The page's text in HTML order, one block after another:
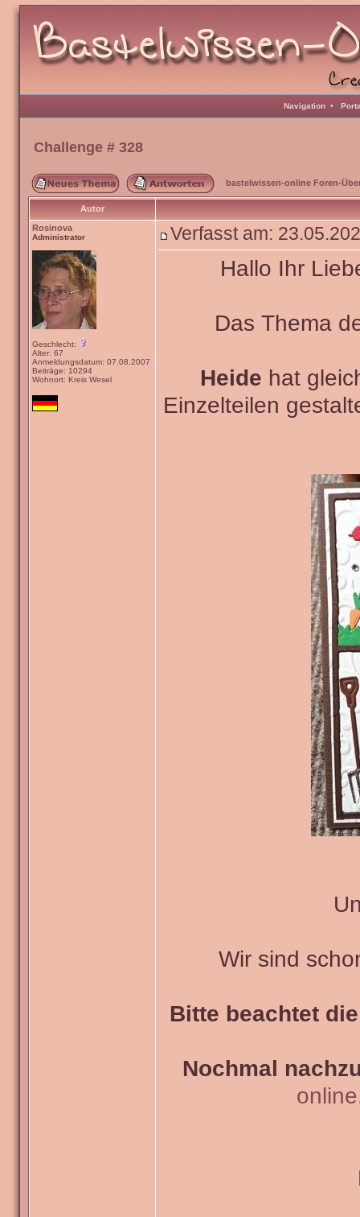
Navigation •
Challenge # 328
bastelwissen-online Foren-
Autor
Rosinova
Administrator
Geschlecht:
Alter: 67
Anmeldungsdatum: 07.08.2007
Beiträge: 10294
Wohnort: Kreis Wesel
Verfasst am:
Hallo Ihr
Das Thema
Heide hat
Einzelteilen
Wir sind
Bitte beachtet
Nochmal